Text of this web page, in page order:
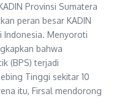
Provinsi Sumatera
peran besar KADIN
Indonesia. Menyoroti
bahwa
(BPS) terjadi
Tinggi sekitar 10
itu, Firsal mendorong